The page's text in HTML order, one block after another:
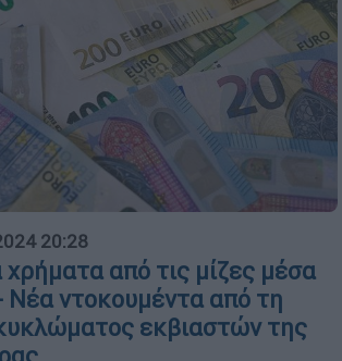
20:28
από τις μίζες μέσα
Νέα ντοκουμέντα από τη
εκβιαστών της